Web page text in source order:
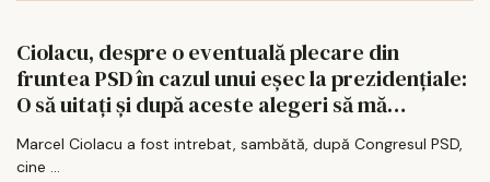
Ciolacu, despre o eventuală plecare din
fruntea PSD în cazul unui eșec la prezidențiale:
O să uitați și după aceste alegeri să mă
întrebați
Marcel Ciolacu a fost intrebat, sambătă, după Congresul PSD,
cine ...